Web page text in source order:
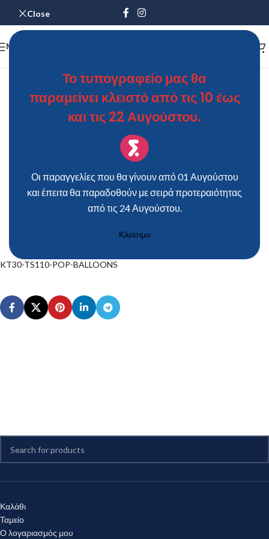
Close
Το τυπογραφείο μας θα
παραμείνει κλειστό από τις 10 έως
και τις 22 Αυγούστου.
Οι παραγγελίες που θα γίνουν από 01 Αυγούστου
και έπειτα θα παραδοθούν με σειρά προτεραιότητας
από τις 24 Αυγούστου.
Κλείσιμο
MENU
KT30-TS110-POP-BALLOONS
ΘΩΜΑΣOn 10 Ιουνίου 2019
KT30-TS110-POP-BALLOONS
Καλάθι
Ταμείο
Ο λογαριασμός μου